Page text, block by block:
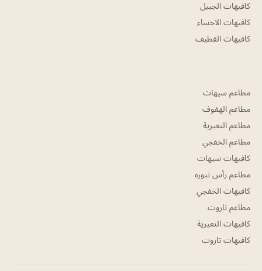
كافيهات الجبيل
كافيهات الاحساء
كافيهات القطيف
مطاعم سيهات
مطاعم الهفوف
مطاعم النعيرية
مطاعم الخفجي
كافيهات سيهات
مطاعم رأس تنوره
كافيهات الخفجي
مطاعم تاروت
كافيهات النعيرية
كافيهات تاروت